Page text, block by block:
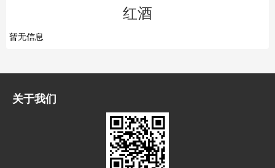
红酒
暂无信息
关于我们